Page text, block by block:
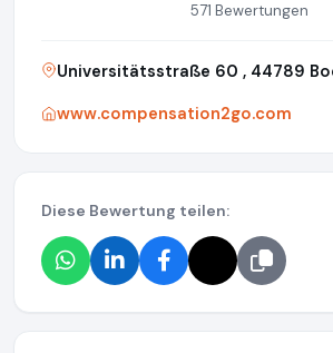
571 Bewertungen
Universitätsstraße 60 , 44789
www.compensation2go.com
Diese Bewertung teilen: